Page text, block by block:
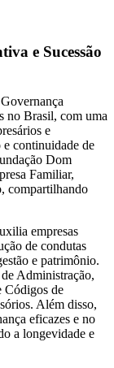
e Sucessão
no Brasil, com uma
e
e continuidade de
Dom
Familiar,
compartilhando
empresas
de condutas
e patrimônio.
Administração,
Códigos de
Além disso,
eficazes e no
a longevidade e